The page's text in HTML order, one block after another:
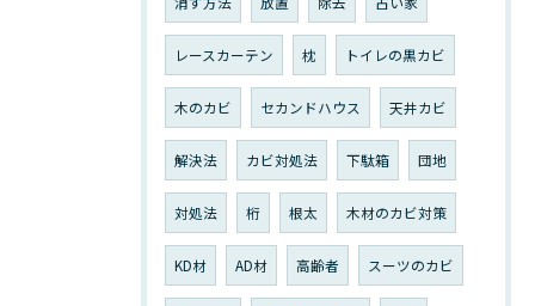
レースカーテン 枕 トイレの黒カビ
木のカビ セカンドハウス 天井カビ
解決法 カビ対処法 下駄箱 団地
対処法 桁 根太 木材のカビ対策
KD材 AD材 高齢者 スーツのカビ